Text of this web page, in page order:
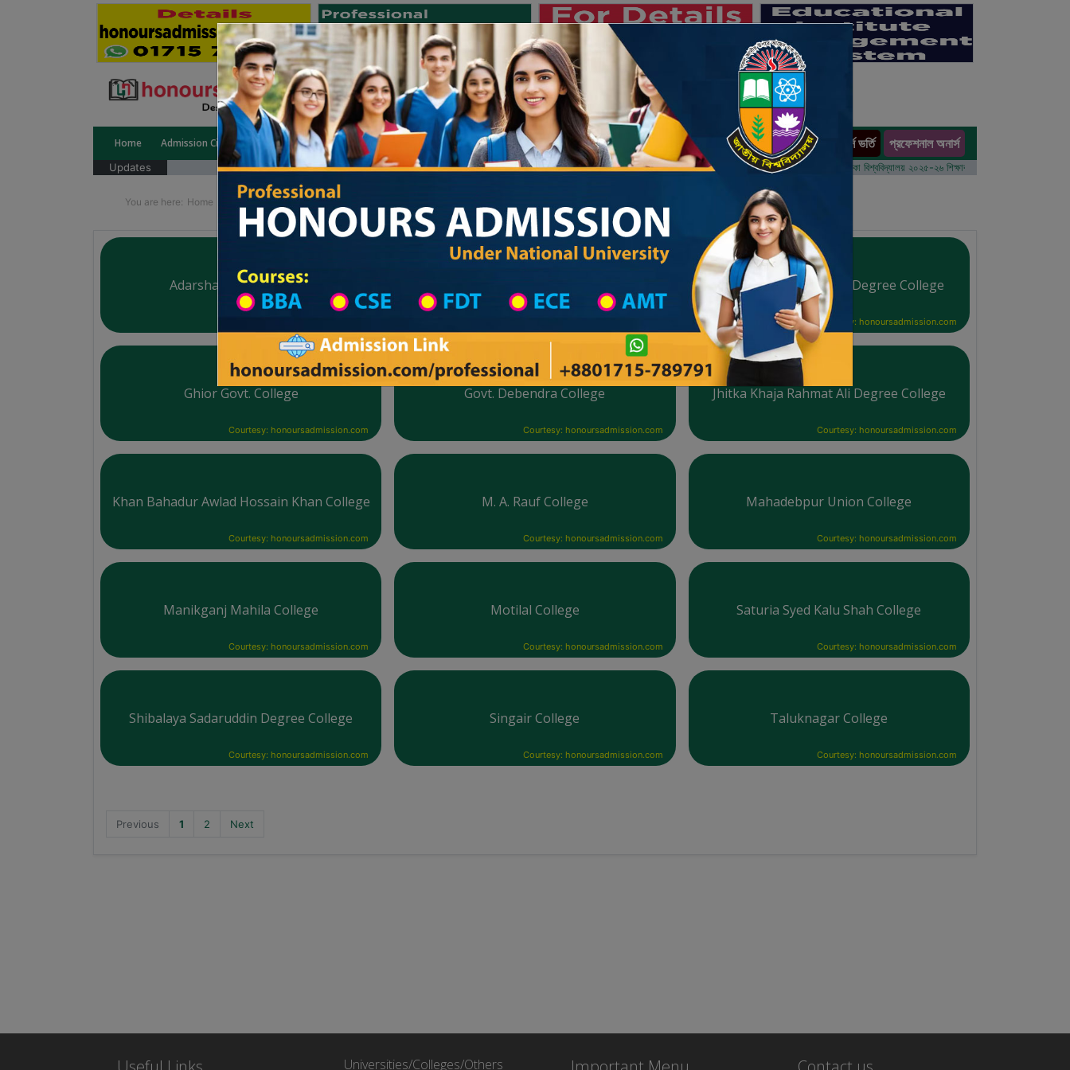
Home Admission Circular Public University Private University International University University College Results অনার্স ভর্তি প্রফেশনাল অনার্স
Updates জাতীয় বিশ্ববিদ্যালয় ২০২৫-২৬ শিক্ষাবর্ষের ১ম বর্ষের ভর্তি আবেদন বিজ্ঞপ্তি ঢাকা বিশ্ববিদ্যালয় ২০২৫-২৬ শিক্ষাবর্ষে আন্ডারগ্র্যাজুয়েট প্রোগ্রামে
You are here: Home University College All Division
Adarsha Mahabiddalaya
College
Bicharpati Nurul Islam Degree College
Courtesy: honoursadmission.com
Ghior Govt. College
Courtesy: honoursadmission.com
Govt. Debendra College
Courtesy: honoursadmission.com
Jhitka Khaja Rahmat Ali Degree College
Courtesy: honoursadmission.com
Khan Bahadur Awlad Hossain Khan College
Courtesy: honoursadmission.com
M. A. Rauf College
Courtesy: honoursadmission.com
Mahadebpur Union College
Courtesy: honoursadmission.com
Manikganj Mahila College
Courtesy: honoursadmission.com
Motilal College
Courtesy: honoursadmission.com
Saturia Syed Kalu Shah College
Courtesy: honoursadmission.com
Shibalaya Sadaruddin Degree College
Courtesy: honoursadmission.com
Singair College
Courtesy: honoursadmission.com
Taluknagar College
Courtesy: honoursadmission.com
Previous 1 2 Next
Universities/Colleges/Others